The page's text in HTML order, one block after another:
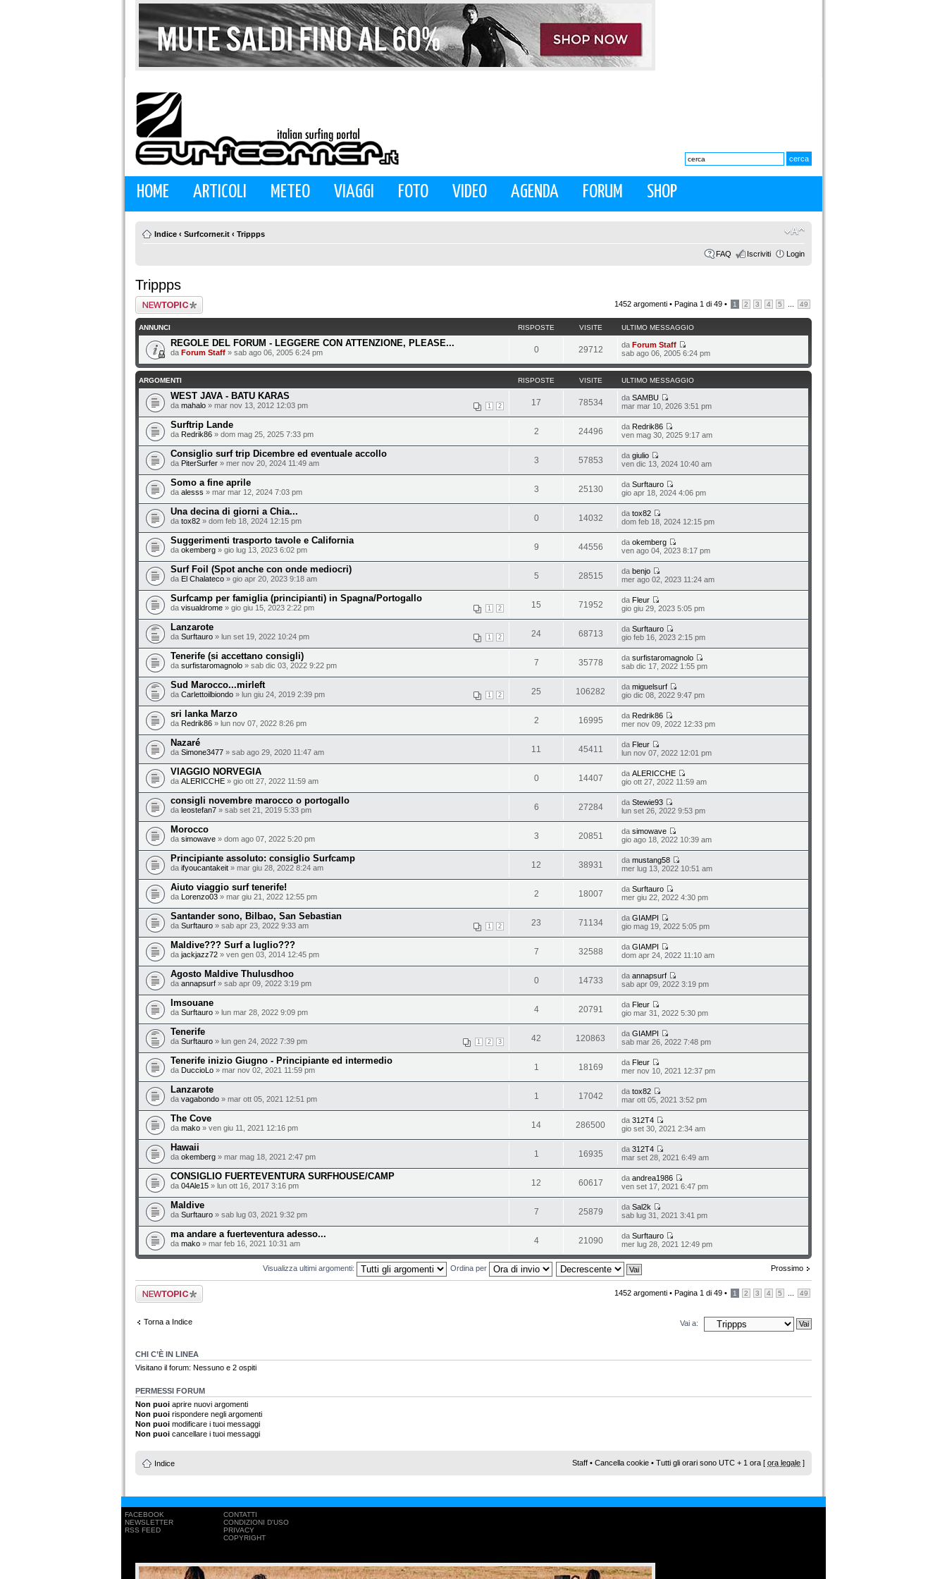
HOME ARTICOLI METEO VIAGGI FOTO VIDEO AGENDA FORUM SHOP
Indice ‹ Surfcorner.it ‹ Trippps
FAQ Iscriviti Login
Trippps
Scrivi un nuovo
argomento
1452 argomenti • Pagina 1 di 49 • 1 2 3 4 5 49
ANNUNCI RISPOSTE VISITE ULTIMO MESSAGGIO
REGOLE DEL FORUM - LEGGERE CON ATTENZIONE, PLEASE...
da Forum Staff » sab ago 06, 2005 6:24 pm 0 29712 da Forum Staff
sab ago 06, 2005 6:24 pm
ARGOMENTI RISPOSTE VISITE ULTIMO MESSAGGIO
WEST JAVA - BATU KARAS
1 2
da mahalo » mar nov 13, 2012 12:03 pm 17 78534 da SAMBU
mar mar 10, 2026 3:51 pm
Surftrip Lande
da Redrik86 » dom mag 25, 2025 7:33 pm 2 24496 da Redrik86
ven mag 30, 2025 9:17 am
Consiglio surf trip Dicembre ed eventuale accollo
da PiterSurfer » mer nov 20, 2024 11:49 am 3 57853 da giulio
ven dic 13, 2024 10:40 am
Somo a fine aprile
da alesss » mar mar 12, 2024 7:03 pm 3 25130 da Surftauro
gio apr 18, 2024 4:06 pm
Una decina di giorni a Chia...
da tox82 » dom feb 18, 2024 12:15 pm 0 14032 da tox82
dom feb 18, 2024 12:15 pm
Suggerimenti trasporto tavole e California
da okemberg » gio lug 13, 2023 6:02 pm 9 44556 da okemberg
ven ago 04, 2023 8:17 pm
Surf Foil (Spot anche con onde mediocri)
da El Chalateco » gio apr 20, 2023 9:18 am 5 28515 da benjo
mer ago 02, 2023 11:24 am
Surfcamp per famiglia (principianti) in Spagna/Portogallo
1 2
da visualdrome » gio giu 15, 2023 2:22 pm 15 71952 da Fleur
gio giu 29, 2023 5:05 pm
Lanzarote
1 2
da Surftauro » lun set 19, 2022 10:24 pm 24 68713 da Surftauro
gio feb 16, 2023 2:15 pm
Tenerife (si accettano consigli)
da surfistaromagnolo » sab dic 03, 2022 9:22 pm 7 35778 da surfistaromagnolo
sab dic 17, 2022 1:55 pm
Sud Marocco...mirleft
1 2
da Carlettoilbiondo » lun giu 24, 2019 2:39 pm 25 106282 da miguelsurf
gio dic 08, 2022 9:47 pm
sri lanka Marzo
da Redrik86 » lun nov 07, 2022 8:26 pm 2 16995 da Redrik86
mer nov 09, 2022 12:33 pm
Nazaré
da Simone3477 » sab ago 29, 2020 11:47 am 11 45411 da Fleur
lun nov 07, 2022 12:01 pm
VIAGGIO NORVEGIA
da ALERICCHE » gio ott 27, 2022 11:59 am 0 14407 da ALERICCHE
gio ott 27, 2022 11:59 am
consigli novembre marocco o portogallo
da leostefan7 » sab set 21, 2019 5:33 pm 6 27284 da Stewie93
lun set 26, 2022 9:53 pm
Morocco
da simowave » dom ago 07, 2022 5:20 pm 3 20851 da simowave
gio ago 18, 2022 10:39 am
Principiante assoluto: consiglio Surfcamp
da ifyoucantakeit » mar giu 28, 2022 8:24 am 12 38931 da mustang58
mer lug 13, 2022 10:51 am
Aiuto viaggio surf tenerife!
da Lorenzo03 » mar giu 21, 2022 12:55 pm 2 18007 da Surftauro
mer giu 22, 2022 4:30 pm
Santander sono, Bilbao, San Sebastian
1 2
da Surftauro » sab apr 23, 2022 9:33 am 23 71134 da GIAMPI
gio mag 19, 2022 5:05 pm
Maldive??? Surf a luglio???
da jackjazz72 » ven gen 03, 2014 12:45 pm 7 32588 da GIAMPI
dom apr 24, 2022 11:10 am
Agosto Maldive Thulusdhoo
da annapsurf » sab apr 09, 2022 3:19 pm 0 14733 da annapsurf
sab apr 09, 2022 3:19 pm
Imsouane
da Surftauro » lun mar 28, 2022 9:09 pm 4 20791 da Fleur
gio mar 31, 2022 5:30 pm
Tenerife
1 2 3
da Surftauro » lun gen 24, 2022 7:39 pm 42 120863 da GIAMPI
sab mar 26, 2022 7:48 pm
Tenerife inizio Giugno - Principiante ed intermedio
da DuccioLo » mar nov 02, 2021 11:59 pm 1 18169 da Fleur
mer nov 10, 2021 12:37 pm
Lanzarote
da vagabondo » mar ott 05, 2021 12:51 pm 1 17042 da tox82
mar ott 05, 2021 3:52 pm
The Cove
da mako » ven giu 11, 2021 12:16 pm 14 286500 da 312T4
gio set 30, 2021 2:34 am
Hawaii
da okemberg » mar mag 18, 2021 2:47 pm 1 16935 da 312T4
mar set 28, 2021 6:49 am
CONSIGLIO FUERTEVENTURA SURFHOUSE/CAMP
da 04Ale15 » lun ott 16, 2017 3:16 pm 12 60617 da andrea1986
ven set 17, 2021 6:47 pm
Maldive
da Surftauro » sab lug 03, 2021 9:32 pm 7 25879 da Sal2k
sab lug 31, 2021 3:41 pm
ma andare a fuerteventura adesso...
da mako » mar feb 16, 2021 10:31 am 4 21090 da Surftauro
mer lug 28, 2021 12:49 pm
Prossimo
Visualizza ultimi argomenti: Ordina per
Scrivi un nuovo
argomento
1452 argomenti • Pagina 1 di 49 • 1 2 3 4 5 49
Torna a Indice Vai a:
CHI C’È IN LINEA
Visitano il forum: Nessuno e 2 ospiti
PERMESSI FORUM
Non puoi aprire nuovi argomenti
Non puoi rispondere negli argomenti
Non puoi modificare i tuoi messaggi
Non puoi cancellare i tuoi messaggi
Indice Staff • Cancella cookie • Tutti gli orari sono UTC + 1 ora [ ora legale ]
FACEBOOK
NEWSLETTER
RSS FEED
CONTATTI
CONDIZIONI D'USO
PRIVACY
COPYRIGHT